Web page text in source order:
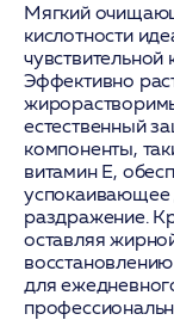
Мягкий
кислотности
Эффективно
естественный
компоненты,
витамин Е,
успокаивающее
раздражение.
оставляя
для